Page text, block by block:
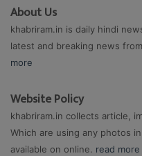
About Us
khabriram.in is daily hindi
latest and breaking news
more
Website Policy
khabriram.in collects article,
Which are using any photos
available on online. read more